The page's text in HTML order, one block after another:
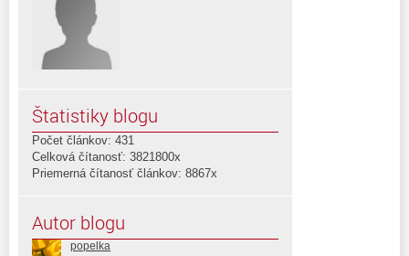
Štatistiky blogu
Počet článkov: 431
Celková čítanosť: 3821800x
Priemerná čítanosť článkov: 8867x
Autor blogu
popelka